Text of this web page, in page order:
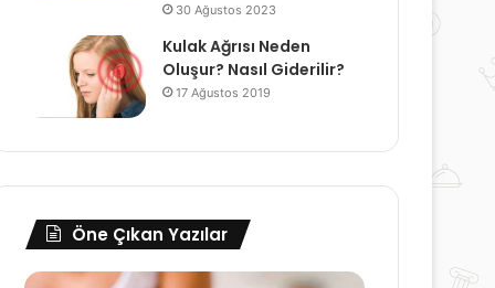
30 Ağustos 2023
Kulak Ağrısı Neden
Oluşur? Nasıl Giderilir?
17 Ağustos 2019
Öne Çıkan Yazılar
Evde
Kaşları